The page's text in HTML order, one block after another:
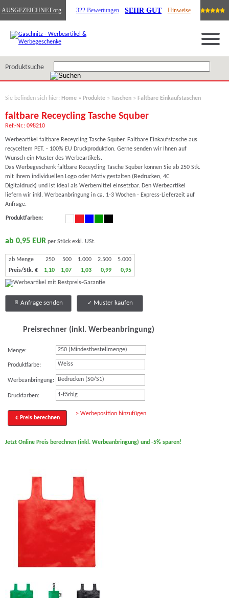
AUSGEZEICHNET.org 322 Bewertungen SEHR GUT Hinweise
Produktsuche
Sie befinden sich hier: Home » Produkte » Taschen » Faltbare Einkaufstaschen
faltbare Receycling Tasche Squber
Ref.-Nr.: 098210
Werbeartikel faltbare Receycling Tasche Squber. Faltbare Einkaufstasche aus
recyceltem PET. - 100% EU Druckproduktion. Gerne senden wir Ihnen auf
Wunsch ein Muster des Werbeartikels.
Das Werbegeschenk faltbare Receycling Tasche Squber können Sie ab 250 Stk.
mit Ihrem individuellen Logo oder Motiv gestalten (Bedrucken, 4C
Digitaldruck) und ist ideal als Werbemittel einsetzbar. Den Werbeartikel
liefern wir inkl. Werbeanbringung in ca. 1-3 Wochen - Express-Lieferzeit auf
Anfrage.
Produktfarben:
ab 0,95 EUR per Stück exkl. USt.
ab Menge 250 500 1.000 2.500
5.000
Preis/Stk. €
1,10 1,07 1,03 0,99 0,95
Anfrage senden Muster kaufen
Preisrechner (inkl. Werbeanbringung)
Menge:
Produktfarbe: Weiss
Werbeanbringung: Bedrucken (S0/S1)
Druckfarben: 1-färbig
€ Preis berechnen
> Werbeposition hinzufügen
Jetzt Online Preis berechnen (inkl. Werbeanbringung) und -5% sparen!